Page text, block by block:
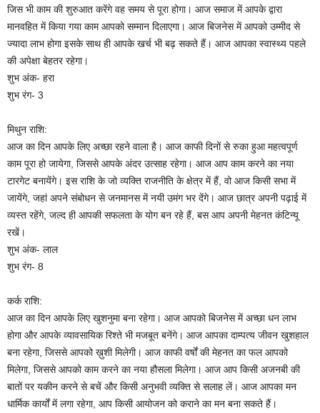
जिस भी काम की शुरुआत करेंगे वह समय से पूरा होगा। आज समाज में आपके द्वारा
मानवहित में किया गया काम आपको सम्मान दिलाएगा। आज बिजनेस में आपको उम्मीद से
ज्यादा लाभ होगा इसके साथ ही आपके खर्च भी बढ़ सकते हैं। आज आपका स्वास्थ्य पहले
की अपेक्षा बेहतर रहेगा।
शुभ अंक- हरा
शुभ रंग- 3
मिथुन राशि:
आज का दिन आपके लिए अच्छा रहने वाला है। आज काफी दिनों से रुका हुआ महत्वपूर्ण
काम पूरा हो जायेगा, जिससे आपके अंदर उत्साह रहेगा। आज आप काम करने का नया
टारगेट बनायेंगे। इस राशि के जो व्यक्ति राजनीति के क्षेत्र में हैं, वो आज किसी सभा में
जायेंगे, जहां अपने संबोधन से जनमानस में नयी उमंग भर देंगे। आज छात्र अपनी पढ़ाई में
व्यस्त रहेंगे, जल्द ही आपकी सफलता के योग बन रहे हैं, बस आप अपनी मेहनत कंटिन्यू
रखें।
शुभ अंक- लाल
शुभ रंग- 8
कर्क राशि:
आज का दिन आपके लिए खुशनुमा बना रहेगा। आज आपको बिजनेस में अच्छा धन लाभ
होगा और आपके व्यावसायिक रिश्ते भी मजबूत बनेंगे। आज आपका दाम्पत्य जीवन खुशहाल
बना रहेगा, जिससे आपको ख़ुशी मिलेगी। आज काफी वर्षों की मेहनत का फल आपको
मिलेगा, जिससे आपको काम करने का नया हौसला मिलेगा। आज आप किसी अजनबी की
बातों पर यकीन करने से बचें और किसी अनुभवी व्यक्ति से सलाह लें। आज आपका मन
धार्मिक कार्यों में लगा रहेगा, आप किसी आयोजन को कराने का मन बना सकते हैं।